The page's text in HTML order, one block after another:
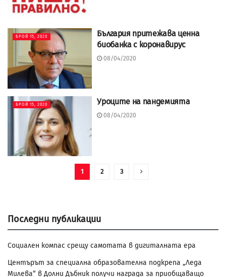
БРОЙ 15, 2020
България притежава ценна
биобанка с коронавирус
08/04/2020
БРОЙ 15, 2020 Уроците на пандемията
08/04/2020
1 2 3
Последни публикации
Социален компас срещу самотата в дигиталната ера
Центърът за специална образователна подкрепа „Леда
Милева“ в Долни Дъбник получи награда за приобщаващо